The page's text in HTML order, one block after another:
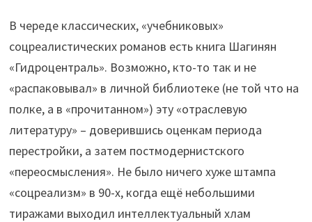
В череде классических, «учебниковых»
соцреалистических романов есть книга Шагинян
«Гидроцентраль». Возможно, кто-то так и не
«распаковывал» в личной библиотеке (не той что на
полке, а в «прочитанном») эту «отраслевую
литературу» – доверившись оценкам периода
перестройки, а затем постмодернистского
«переосмысления». Не было ничего хуже штампа
«соцреализм» в 90-х, когда ещё небольшими
тиражами выходил интеллектуальный хлам